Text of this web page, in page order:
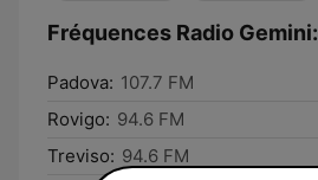
Fréquences Radio Gemini:
Padova: 107.7 FM
Rovigo: 94.6 FM
Treviso: 94.6 FM